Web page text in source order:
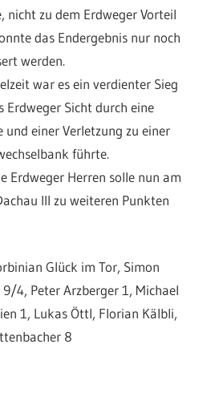
nicht zu dem Erdweger Vorteil
das Endergebnis nur noch
werden.
war es ein verdienter Sieg
Erdweger Sicht durch eine
einer Verletzung zu einer
führte.
Erdweger Herren solle nun am
III zu weiteren Punkten
Glück im Tor, Simon
4, Peter Arzberger 1, Michael
1, Lukas Öttl, Florian Kälbli,
8